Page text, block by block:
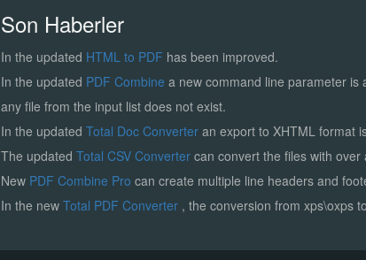
Son Haberler
In the updated HTML to PDF has been improved.
In the updated PDF Combine a new command line parameter is
any file from the input list does not exist.
In the updated Total Doc Converter an export to XHTML format
The updated Total CSV Converter can convert the files with over
New PDF Combine Pro can create multiple line headers and
In the new Total PDF Converter , the conversion from xps\oxps